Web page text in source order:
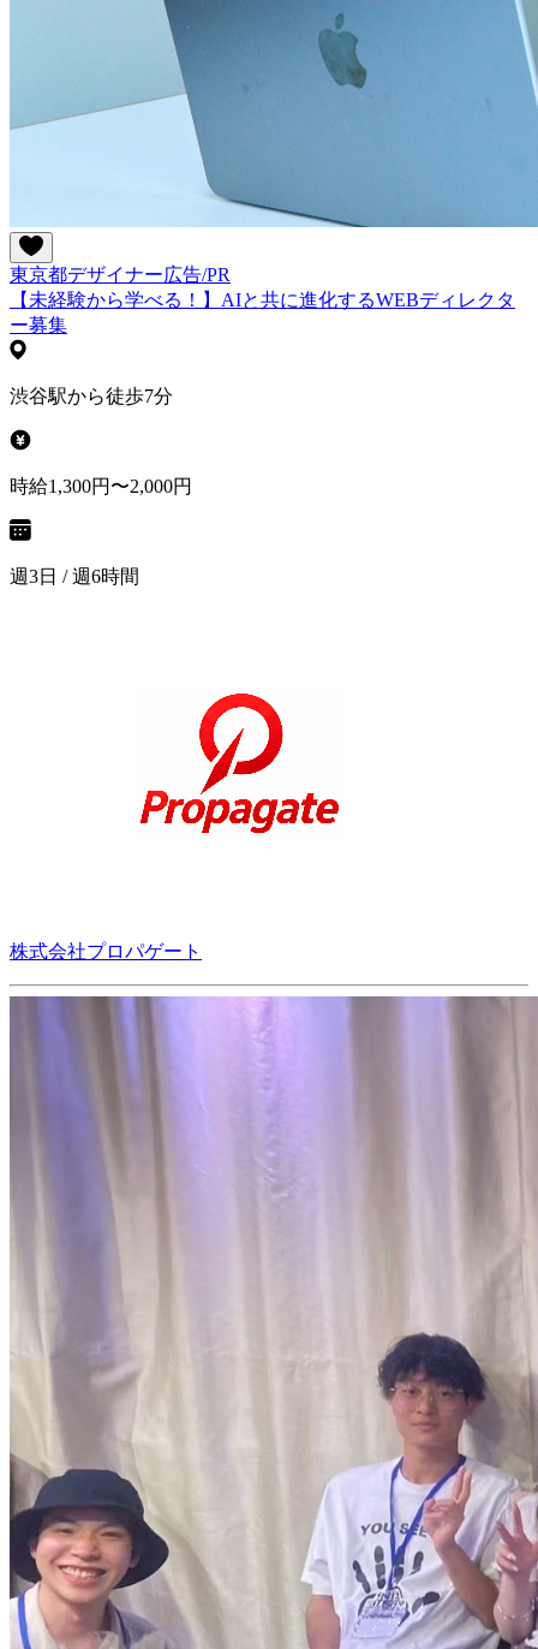
東京都デザイナー広告/PR
【未経験から学べる！】AIと共に進化するWEBディレクタ
ー募集
渋谷駅から徒歩7分
時給1,300円〜2,000円
週3日 / 週6時間
株式会社プロパゲート